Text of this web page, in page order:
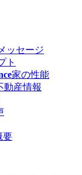
ッセージ
ト
家の性能
動産情報
要